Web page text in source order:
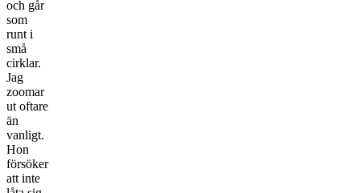
och går
som
runt i
små
cirklar.
Jag
zoomar
ut oftare
än
vanligt.
Hon
försöker
att inte